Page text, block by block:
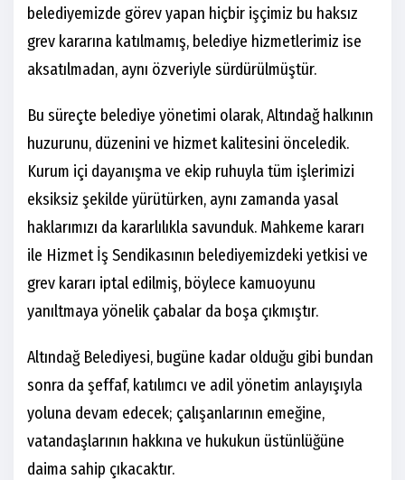
belediyemizde görev yapan hiçbir işçimiz bu haksız
grev kararına katılmamış, belediye hizmetlerimiz ise
aksatılmadan, aynı özveriyle sürdürülmüştür.
Bu süreçte belediye yönetimi olarak, Altındağ halkının
huzurunu, düzenini ve hizmet kalitesini önceledik.
Kurum içi dayanışma ve ekip ruhuyla tüm işlerimizi
eksiksiz şekilde yürütürken, aynı zamanda yasal
haklarımızı da kararlılıkla savunduk. Mahkeme kararı
ile Hizmet İş Sendikasının belediyemizdeki yetkisi ve
grev kararı iptal edilmiş, böylece kamuoyunu
yanıltmaya yönelik çabalar da boşa çıkmıştır.
Altındağ Belediyesi, bugüne kadar olduğu gibi bundan
sonra da şeffaf, katılımcı ve adil yönetim anlayışıyla
yoluna devam edecek; çalışanlarının emeğine,
vatandaşlarının hakkına ve hukukun üstünlüğüne
daima sahip çıkacaktır.